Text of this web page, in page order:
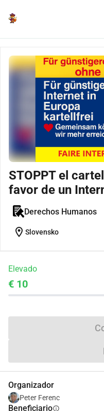
STOPPT el
favor de un
Derechos Humanos
location_on Slovensko
Elevado
€ 10
Organizador
Peter Ferenc
Beneficiarioinfo